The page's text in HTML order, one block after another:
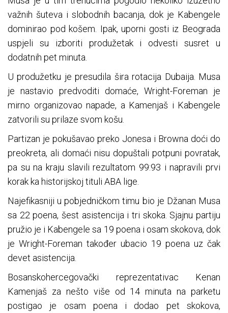
važnih šuteva i slobodnih bacanja, dok je Kabengele
dominirao pod košem. Ipak, uporni gosti iz Beograda
uspjeli su izboriti produžetak i odvesti susret u
dodatnih pet minuta.
U produžetku je presudila šira rotacija Dubaija. Musa
je nastavio predvoditi domaće, Wright-Foreman je
mirno organizovao napade, a Kamenjaš i Kabengele
zatvorili su prilaze svom košu.
Partizan je pokušavao preko Jonesa i Browna doći do
preokreta, ali domaći nisu dopuštali potpuni povratak,
pa su na kraju slavili rezultatom 99:93 i napravili prvi
korak ka historijskoj tituli ABA lige.
Najefikasniji u pobjedničkom timu bio je Džanan Musa
sa 22 poena, šest asistencija i tri skoka. Sjajnu partiju
pružio je i Kabengele sa 19 poena i osam skokova, dok
je Wright-Foreman također ubacio 19 poena uz čak
devet asistencija.
Bosanskohercegovački reprezentativac Kenan
Kamenjaš za nešto više od 14 minuta na parketu
postigao je osam poena i dodao pet skokova,